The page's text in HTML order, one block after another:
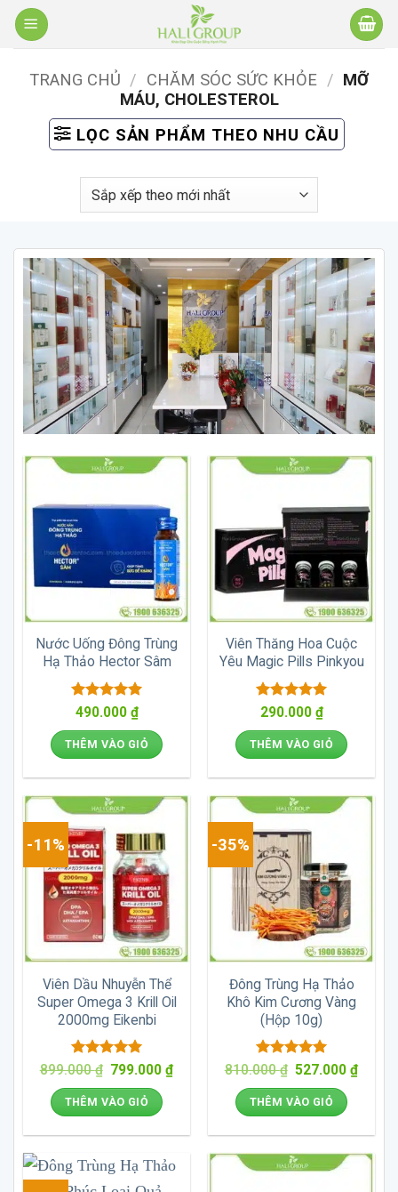
Bỏ
qua
dung
TRANG CHỦ / CHĂM SÓC SỨC KHỎE / MỠ
MÁU, CHOLESTEROL
LỌC SẢN PHẨM THEO NHU CẦU
Nước Uống Đông Trùng
Hạ Thảo Hector Sâm
Được xếp
sao
490.000 ₫
THÊM VÀO GIỎ
Viên Thăng Hoa Cuộc
Yêu Magic Pills Pinkyou
Được xếp
sao
290.000 ₫
THÊM VÀO GIỎ
-11%
Viên Dầu Nhuyễn Thể
Super Omega 3 Krill Oil
2000mg Eikenbi
Được xếp
hạng
sao
899.000₫ Giá
là:
899.000 ₫.
799.000₫Giá
THÊM VÀO GIỎ
-35%
Đông Trùng Hạ Thảo
Khô Kim Cương Vàng
(Hộp 10g)
Được xếp
hạng
sao
810.000₫ Giá
là:
810.000 ₫.
527.000₫Giá
THÊM VÀO GIỎ